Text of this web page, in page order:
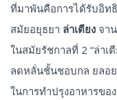
ที่มาพันคือการได้รับอิท
สมัยอยุธยา ล่าเตียง จา
ในสมัยรัชกาลที่ 2 “ล่าเ
ลดหลั่นชั้นชอบกล ยลอ
ในการทำปรุงอาหารขอ